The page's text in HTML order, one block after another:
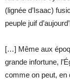
(lignée d’Isaac)
peuple juif
[…] Même aux
grande infortune,
comme on peut, en